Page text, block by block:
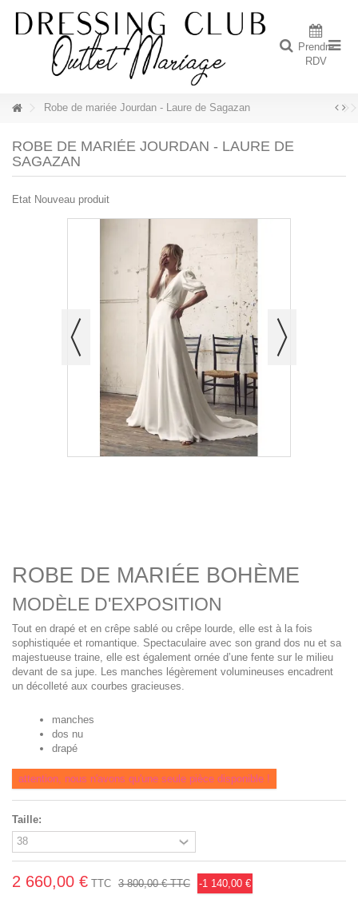
Prendre
RDV
Robe de mariée Jourdan - Laure de Sagazan
ROBE DE MARIÉE JOURDAN - LAURE DE
SAGAZAN
Etat Nouveau produit
ROBE DE MARIÉE BOHÈME
MODÈLE D'EXPOSITION
Tout en drapé et en crêpe sablé ou crêpe lourde, elle est à la fois
sophistiquée et romantique. Spectaculaire avec son grand dos nu et sa
majestueuse traine, elle est également ornée d’une fente sur le milieu
devant de sa jupe. Les manches légèrement volumineuses encadrent
un décolleté aux courbes gracieuses.
manches
dos nu
drapé
attention, nous n'avons qu'une seule pièce disponible !
Taille:
2 660,00 € TTC 3 800,00 €TTC -1 140,00 €